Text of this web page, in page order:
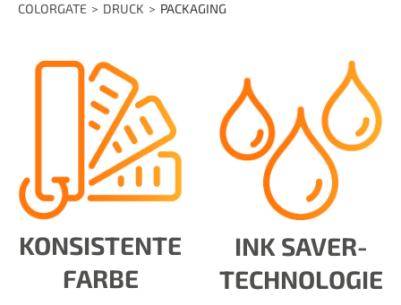
COLORGATE DRUCK PACKAGING
KONSISTENTE
FARBE
INK SAVER-
TECHNOLOGIE